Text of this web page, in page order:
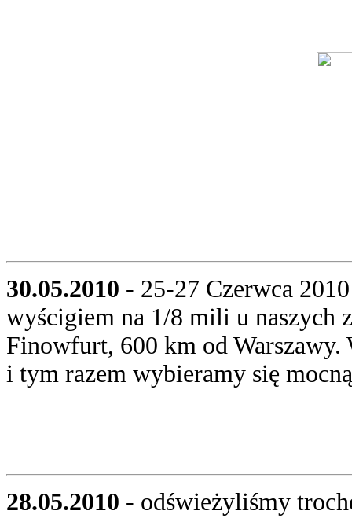
30.05.2010 - 25-27 Czerwca
wyścigiem na 1/8 mili u naszych
Finowfurt, 600 km od Warszawy.
i tym razem wybieramy się
28.05.2010 - odświeżyliśmy